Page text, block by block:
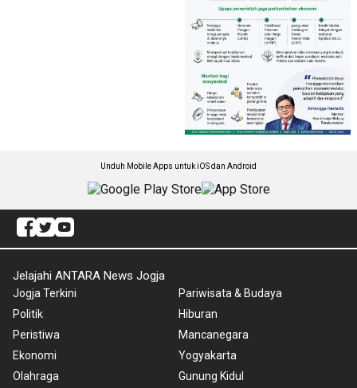
Unduh Mobile Apps untuk iOS dan Android
Jelajahi ANTARA News Jogja
Jogja Terkini
Politik
Peristiwa
Ekonomi
Olahraga
Pariwisata & Budaya
Hiburan
Mancanegara
Yogyakarta
Gunung Kidul